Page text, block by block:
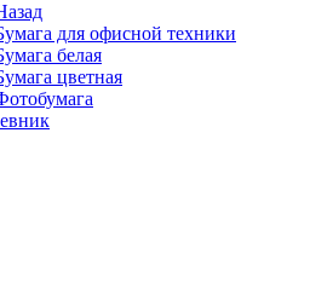
для офисной техники
белая
цветная